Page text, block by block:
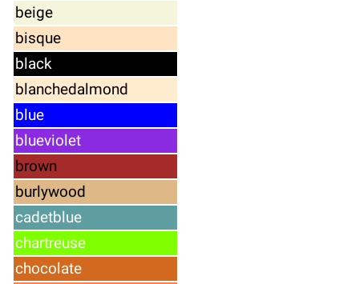
beige
bisque
black
blanchedalmond
blue
blueviolet
brown
burlywood
cadetblue
chartreuse
chocolate